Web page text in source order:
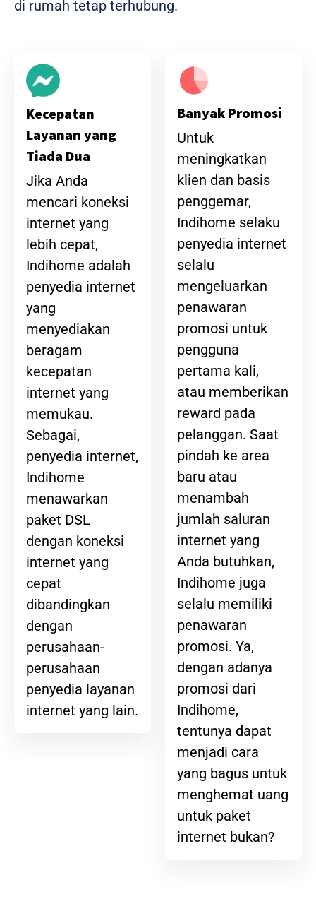
di rumah tetap terhubung.
Kecepatan
Layanan yang
Tiada Dua
Jika Anda
mencari koneksi
internet yang
lebih cepat,
Indihome adalah
penyedia internet
yang
menyediakan
beragam
kecepatan
internet yang
memukau.
Sebagai,
penyedia internet,
Indihome
menawarkan
paket DSL
dengan koneksi
internet yang
cepat
dibandingkan
dengan
perusahaan-
perusahaan
penyedia layanan
internet yang lain.
Banyak Promosi
Untuk
meningkatkan
klien dan basis
penggemar,
Indihome selaku
penyedia internet
selalu
mengeluarkan
penawaran
promosi untuk
pengguna
pertama kali,
atau memberikan
reward pada
pelanggan. Saat
pindah ke area
baru atau
menambah
jumlah saluran
internet yang
Anda butuhkan,
Indihome juga
selalu memiliki
penawaran
promosi. Ya,
dengan adanya
promosi dari
Indihome,
tentunya dapat
menjadi cara
yang bagus untuk
menghemat uang
untuk paket
internet bukan?